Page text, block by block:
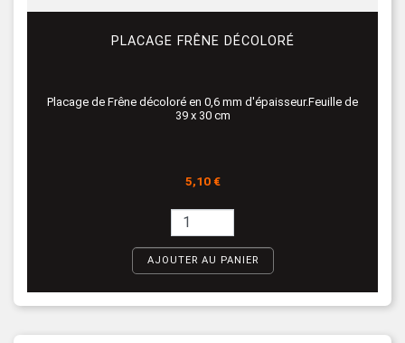
PLACAGE FRÊNE DÉCOLORÉ
Placage de Frêne décoloré en 0,6 mm d'épaisseur.Feuille de
39 x 30 cm
Prix
5,10 €
AJOUTER AU PANIER